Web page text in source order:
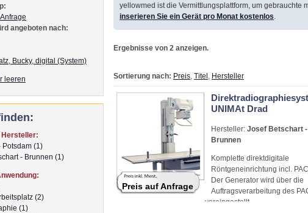
yellowmed ist die Vermittlungsplattform, um gebrauchte
inserieren Sie ein Gerät pro Monat kostenlos
Ergebnisse von 2 anzeigen.
Sortierung nach: Preis Titel Hersteller
UNIMAt Drad
Hersteller: Josef Betschart -
Brunnen
Komplette direktdigitale
Röntgeneinrichtung incl.
Der Generator wird über die
Auftragsverarbeitung des
voreingestellt.
Preis auf Anfrage
angeboten nach:
Bucky, digital (System)
leeren
Potsdam (1)
- Brunnen (1)
(2)
(1)